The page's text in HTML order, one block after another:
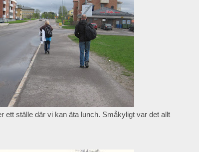
ett ställe där vi kan äta lunch. Småkyligt var det allt